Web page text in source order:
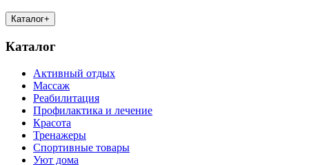
Каталог+
Каталог
Активный отдых
Массаж
Реабилитация
Профилактика и лечение
Красота
Тренажеры
Спортивные товары
Уют дома